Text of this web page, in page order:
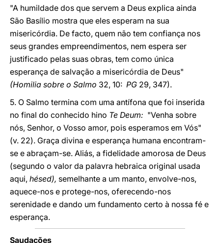
"A humildade dos que servem a Deus explica ainda
São Basílio mostra que eles esperam na sua
misericórdia. De facto, quem não tem confiança nos
seus grandes empreendimentos, nem espera ser
justificado pelas suas obras, tem como única
esperança de salvação a misericórdia de Deus"
(Homilia sobre o Salmo 32, 10: PG 29, 347).
5. O Salmo termina com uma antífona que foi inserida
no final do conhecido hino Te Deum: "Venha sobre
nós, Senhor, o Vosso amor, pois esperamos em Vós"
(v. 22). Graça divina e esperança humana encontram-
se e abraçam-se. Aliás, a fidelidade amorosa de Deus
(segundo o valor da palavra hebraica original usada
aqui, hésed), semelhante a um manto, envolve-nos,
aquece-nos e protege-nos, oferecendo-nos
serenidade e dando um fundamento certo à nossa fé e
esperança.
Saudações